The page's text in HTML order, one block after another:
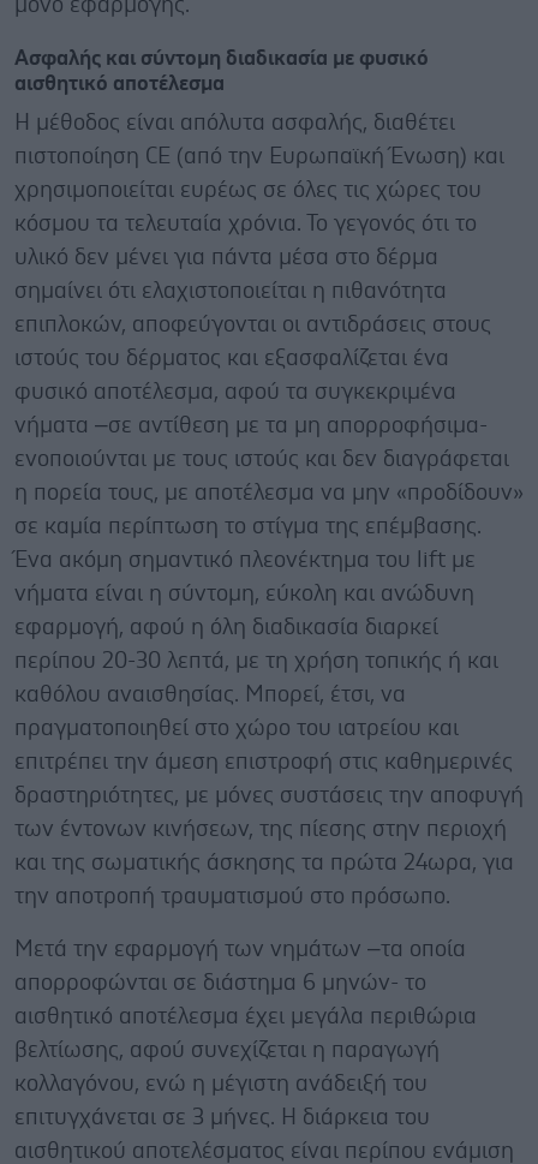
μόνο εφαρμογής.
Ασφαλής και σύντομη διαδικασία με φυσικό
αισθητικό αποτέλεσμα
Η μέθοδος είναι απόλυτα ασφαλής, διαθέτει
πιστοποίηση CE (από την Ευρωπαϊκή Ένωση) και
χρησιμοποιείται ευρέως σε όλες τις χώρες του
κόσμου τα τελευταία χρόνια. Το γεγονός ότι το
υλικό δεν μένει για πάντα μέσα στο δέρμα
σημαίνει ότι ελαχιστοποιείται η πιθανότητα
επιπλοκών, αποφεύγονται οι αντιδράσεις στους
ιστούς του δέρματος και εξασφαλίζεται ένα
φυσικό αποτέλεσμα, αφού τα συγκεκριμένα
νήματα –σε αντίθεση με τα μη απορροφήσιμα-
ενοποιούνται με τους ιστούς και δεν διαγράφεται
η πορεία τους, με αποτέλεσμα να μην «προδίδουν»
σε καμία περίπτωση το στίγμα της επέμβασης.
Ένα ακόμη σημαντικό πλεονέκτημα του lift με
νήματα είναι η σύντομη, εύκολη και ανώδυνη
εφαρμογή, αφού η όλη διαδικασία διαρκεί
περίπου 20-30 λεπτά, με τη χρήση τοπικής ή και
καθόλου αναισθησίας. Μπορεί, έτσι, να
πραγματοποιηθεί στο χώρο του ιατρείου και
επιτρέπει την άμεση επιστροφή στις καθημερινές
δραστηριότητες, με μόνες συστάσεις την αποφυγή
των έντονων κινήσεων, της πίεσης στην περιοχή
και της σωματικής άσκησης τα πρώτα 24ωρα, για
την αποτροπή τραυματισμού στο πρόσωπο.
Μετά την εφαρμογή των νημάτων –τα οποία
απορροφώνται σε διάστημα 6 μηνών- το
αισθητικό αποτέλεσμα έχει μεγάλα περιθώρια
βελτίωσης, αφού συνεχίζεται η παραγωγή
κολλαγόνου, ενώ η μέγιστη ανάδειξή του
επιτυγχάνεται σε 3 μήνες. Η διάρκεια του
αισθητικού αποτελέσματος είναι περίπου ενάμιση